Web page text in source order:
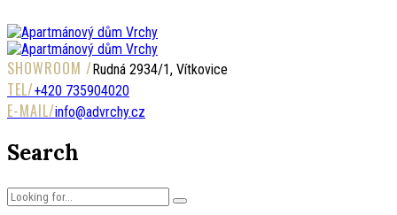
SHOWROOM /Rudná 2934/1, Vítkovice
TEL/+420 735904020
E-MAIL/info@advrchy.cz
Search